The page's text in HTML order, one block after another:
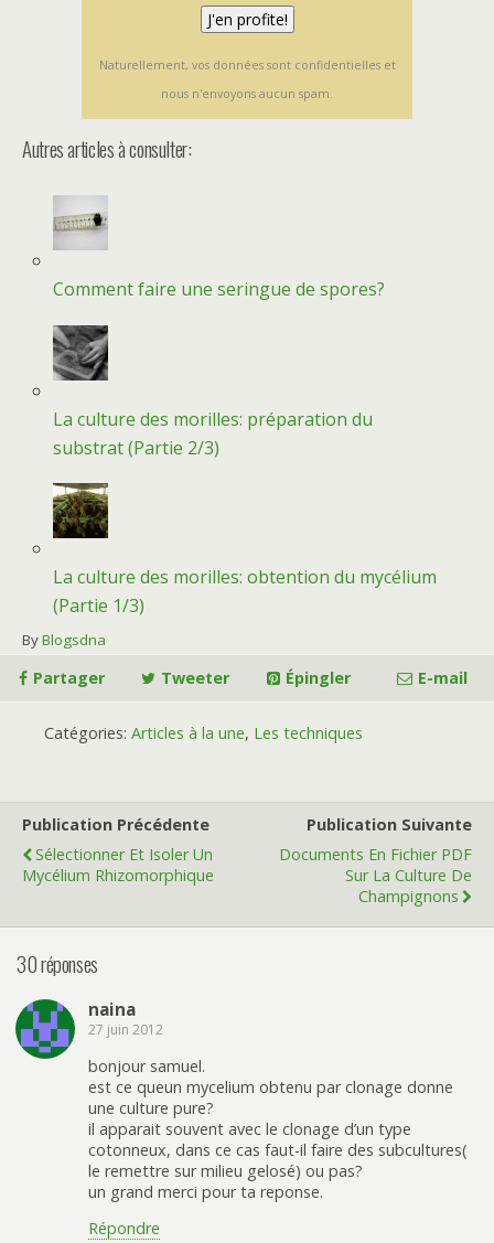
Naturellement, vos données sont confidentielles et
nous n'envoyons aucun spam.
Autres articles à consulter:
Comment faire une seringue de spores?
La culture des morilles: préparation du
substrat (Partie 2/3)
La culture des morilles: obtention du mycélium
(Partie 1/3)
ByBlogsdna
Partager Tweeter Épingler E-mail
Catégories: Articles à la une, Les techniques
Publication Précédente
Sélectionner Et Isoler Un
Mycélium Rhizomorphique
Publication Suivante
Documents En Fichier PDF
Sur La Culture De
Champignons
30 réponses
naina
27 juin 2012
bonjour samuel.
est ce queun mycelium obtenu par clonage donne
une culture pure?
il apparait souvent avec le clonage d’un type
cotonneux, dans ce cas faut-il faire des subcultures(
le remettre sur milieu gelosé) ou pas?
un grand merci pour ta reponse.
Répondre